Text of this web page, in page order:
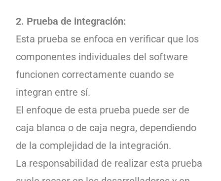
2. Prueba de integración:
Esta prueba se enfoca en verificar que los
componentes individuales del software
funcionen correctamente cuando se
integran entre sí.
El enfoque de esta prueba puede ser de
caja blanca o de caja negra, dependiendo
de la complejidad de la integración.
La responsabilidad de realizar esta prueba